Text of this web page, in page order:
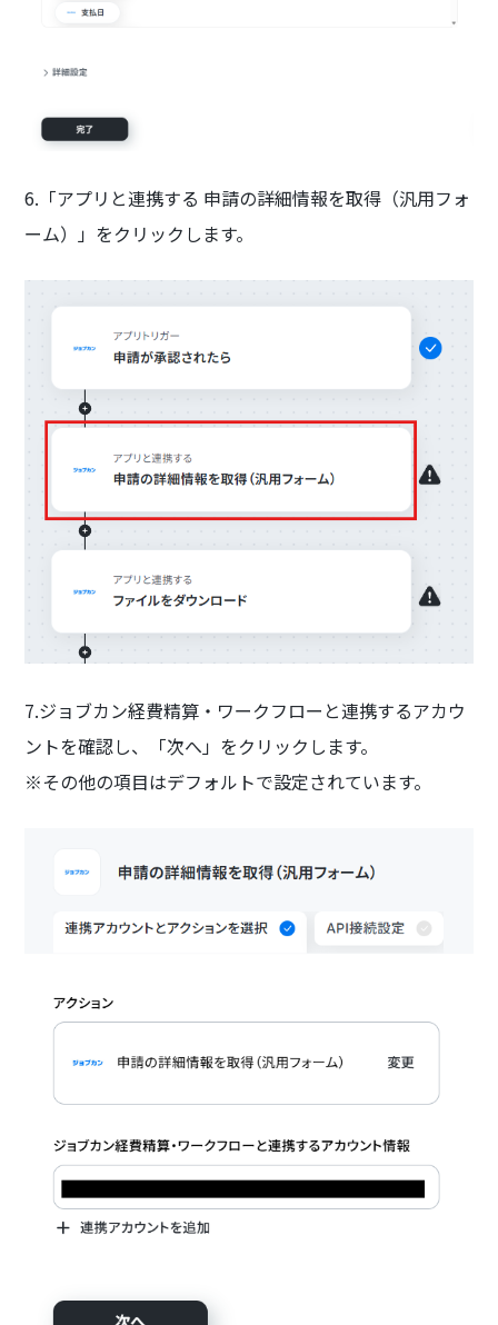
6.「アプリと連携する 申請の詳細情報を取得（汎用フォ
ーム）」をクリックします。
7.ジョブカン経費精算・ワークフローと連携するアカウ
ントを確認し、「次へ」をクリックします。
※その他の項目はデフォルトで設定されています。